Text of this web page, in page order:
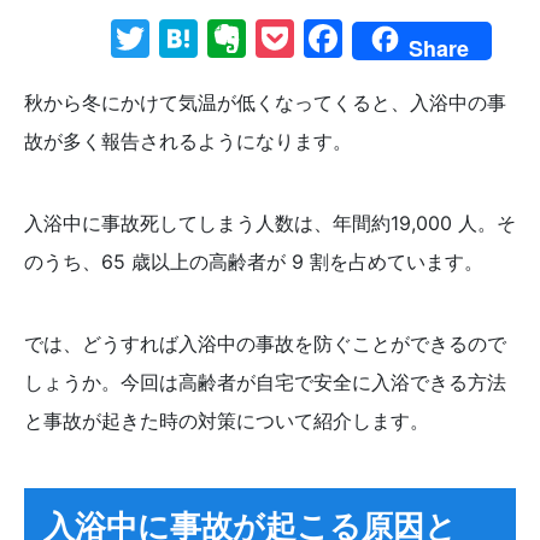
Twitter
Hatena
Evernote
Pocket
Facebook
Share
秋から冬にかけて気温が低くなってくると、入浴中の事
故が多く報告されるようになります。
入浴中に事故死してしまう人数は、年間約19,000 人。そ
のうち、65 歳以上の高齢者が 9 割を占めています。
では、どうすれば入浴中の事故を防ぐことができるので
しょうか。今回は高齢者が自宅で安全に入浴できる方法
と事故が起きた時の対策について紹介します。
入浴中に事故が起こる原因と